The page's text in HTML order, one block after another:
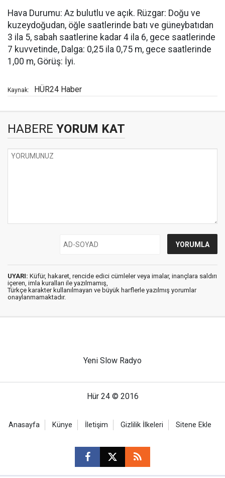
Hava Durumu: Az bulutlu ve açık. Rüzgar: Doğu ve
kuzeydoğudan, öğle saatlerinde batı ve güneybatıdan
3 ila 5, sabah saatlerine kadar 4 ila 6, gece saatlerinde
7 kuvvetinde, Dalga: 0,25 ila 0,75 m, gece saatlerinde
1,00 m, Görüş: İyi.
Kaynak: HÜR24 Haber
HABERE YORUM KAT
UYARI: Küfür, hakaret, rencide edici cümleler veya imalar, inançlara saldırı
içeren, imla kuralları ile yazılmamış,
Türkçe karakter kullanılmayan ve büyük harflerle yazılmış yorumlar
onaylanmamaktadır.
Yeni Slow Radyo
Hür 24 © 2016
Anasayfa Künye İletişim Gizlilik İlkeleri Sitene Ekle